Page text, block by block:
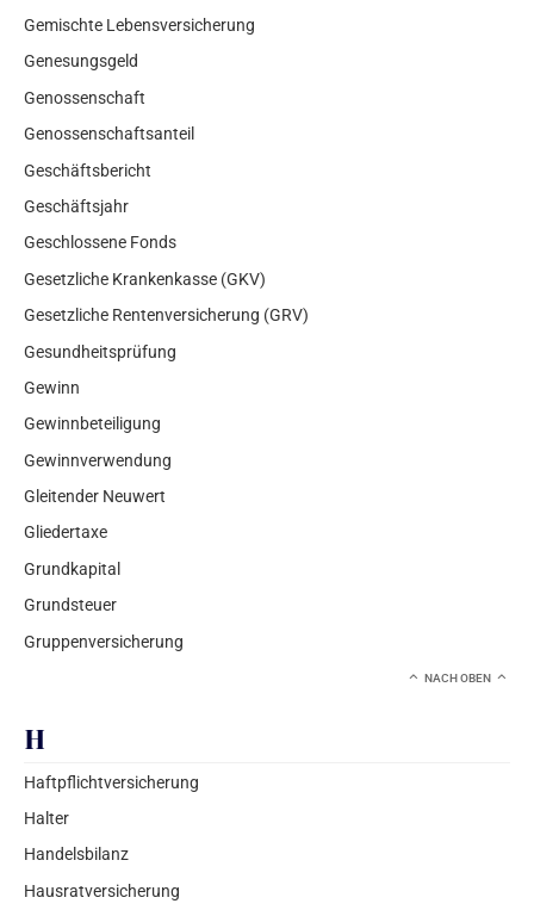
Gemischte Lebensversicherung
Genesungsgeld
Genossenschaft
Genossenschaftsanteil
Geschäftsbericht
Geschäftsjahr
Geschlossene Fonds
Gesetzliche Krankenkasse (GKV)
Gesetzliche Rentenversicherung (GRV)
Gesundheitsprüfung
Gewinn
Gewinnbeteiligung
Gewinnverwendung
Gleitender Neuwert
Gliedertaxe
Grundkapital
Grundsteuer
Gruppenversicherung
NACH OBEN
H
Haftpflichtversicherung
Halter
Handelsbilanz
Hausratversicherung